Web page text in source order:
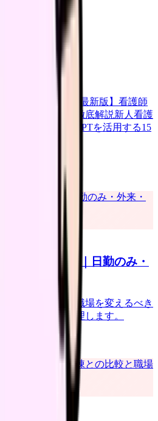
ース
ス
避ける質問
TOP5【2026年最新版】 看護師
度の最新情報を徹底解説新人看護
】
看護師がChatGPTを活用する15
職判断 2026｜日勤のみ・
復する問題か、職場を変えるべき
人の注意点を整理します。